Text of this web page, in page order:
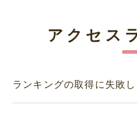
アクセス
ランキングの取得に失敗し